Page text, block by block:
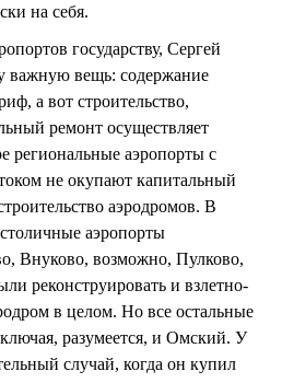
на себя.
государству, Сергей
важную вещь: содержание
а вот строительство,
ремонт осуществляет
региональные аэропорты с
не окупают капитальный
аэродромов. В
аэропорты
Внуково, возможно, Пулково,
реконструировать и взлетно-
в целом. Но все остальные
разумеется, и Омский. У
случай, когда он купил